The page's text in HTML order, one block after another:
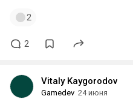
2
2
Vitaly Kaygorodov
Gamedev 24 июня